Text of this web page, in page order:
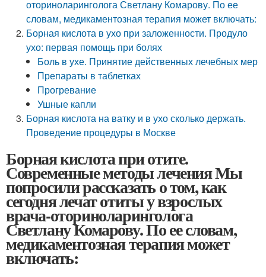
оториноларинголога Светлану Комарову. По ее
словам, медикаментозная терапия может включать:
Борная кислота в ухо при заложенности. Продуло
ухо: первая помощь при болях
Боль в ухе. Принятие действенных лечебных мер
Препараты в таблетках
Прогревание
Ушные капли
Борная кислота на ватку и в ухо сколько держать.
Проведение процедуры в Москве
Борная кислота при отите.
Современные методы лечения Мы
попросили рассказать о том, как
сегодня лечат отиты у взрослых
врача-оториноларинголога
Светлану Комарову. По ее словам,
медикаментозная терапия может
включать: